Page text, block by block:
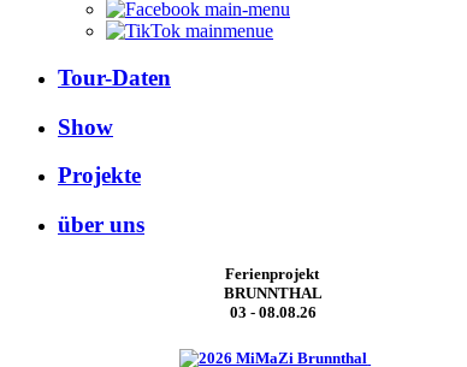
Tour-Daten
Show
Projekte
über uns
Ferienprojekt
BRUNNTHAL
03 - 08.08.26